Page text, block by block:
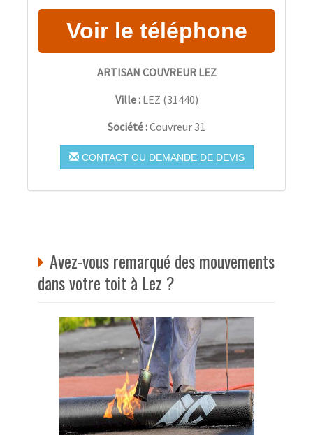
ARTISAN COUVREUR LEZ
Ville : LEZ (31440)
Société :Couvreur 31
CONTACT OU DEMANDE DE DEVIS
Avez-vous remarqué des mouvements
dans votre toit à Lez ?